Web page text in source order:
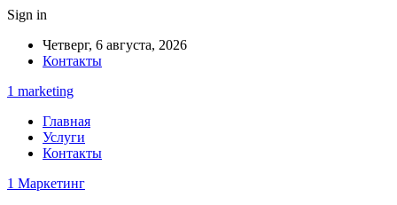
Sign in
Четверг, 6 августа, 2026
Контакты
1 marketing
Главная
Услуги
Контакты
1 Маркетинг